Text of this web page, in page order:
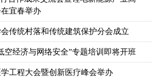
宜春举办
传统村落和传统建筑保护分会成立
空经济与网络安全”专题培训即将开班
工程大会暨创新医疗峰会举办